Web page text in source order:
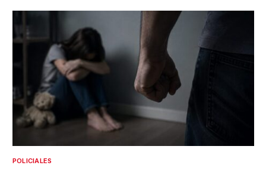
POLICIALES